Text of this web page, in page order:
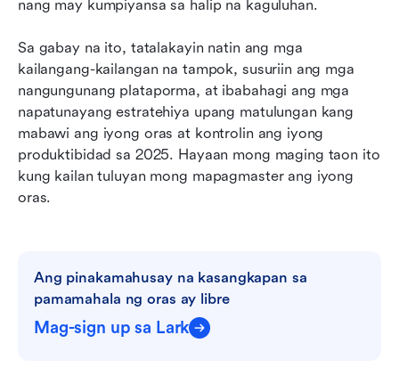
nang may kumpiyansa sa halip na kaguluhan.
Sa gabay na ito, tatalakayin natin ang mga
kailangang-kailangan na tampok, susuriin ang mga
nangungunang plataporma, at ibabahagi ang mga
napatunayang estratehiya upang matulungan kang
mabawi ang iyong oras at kontrolin ang iyong
produktibidad sa 2025. Hayaan mong maging taon ito
kung kailan tuluyan mong mapagmaster ang iyong
oras.
Ang pinakamahusay na kasangkapan sa
pamamahala ng oras ay libre
Mag-sign up sa Lark
Mga Madalas Itanong